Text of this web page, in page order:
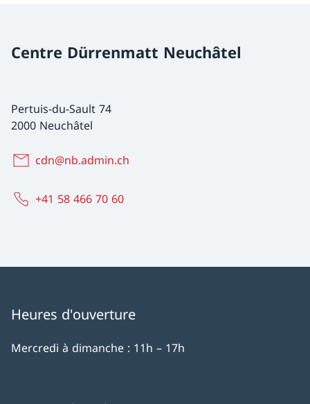
Centre Dürrenmatt Neuchâtel
Pertuis-du-Sault 74
2000 Neuchâtel
cdn@nb.admin.ch
+41 58 466 70 60
Heures d'ouverture
Mercredi à dimanche : 11h – 17h